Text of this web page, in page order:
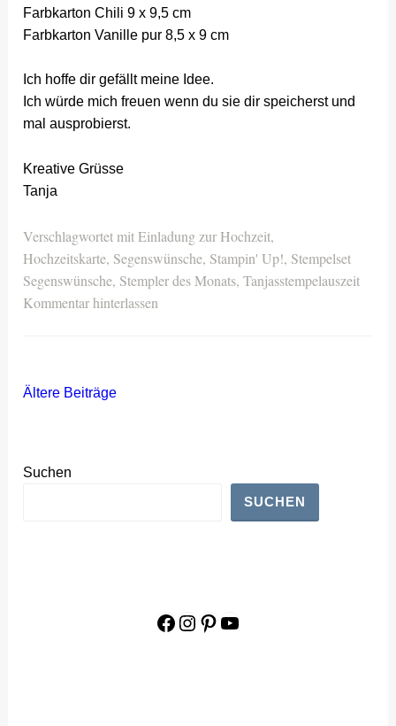
Farbkarton Chili 9 x 9,5 cm
Farbkarton Vanille pur 8,5 x 9 cm
Ich hoffe dir gefällt meine Idee.
Ich würde mich freuen wenn du sie dir speicherst und
mal ausprobierst.
Kreative Grüsse
Tanja
Verschlagwortet mitEinladung zur Hochzeit,
Hochzeitskarte, Segenswünsche, Stampin' Up!, Stempelset
Segenswünsche, Stempler des Monats,Tanjasstempelauszeit
Kommentar hinterlassen
Beitragsnavigation
Ältere Beiträge
Suchen
SUCHEN
Facebook
Instagram
Pinterest
YouTube